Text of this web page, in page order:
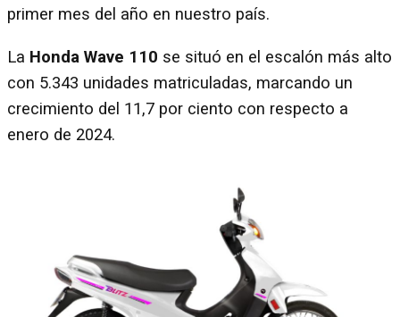
primer mes del año en nuestro país.
La Honda Wave 110 se situó en el escalón más alto
con 5.343 unidades matriculadas, marcando un
crecimiento del 11,7 por ciento con respecto a
enero de 2024.